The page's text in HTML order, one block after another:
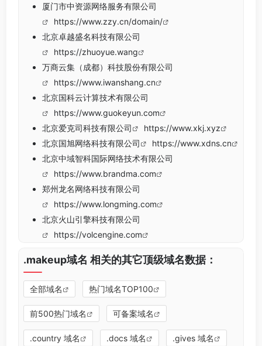
厦门市中资源网络服务有限公司
https://www.zzy.cn/domain/
北京卓越盛名科技有限公司
https://zhuoyue.wang
万商云集（成都）科技股份有限公司
https://www.iwanshang.cn
北京国科云计算技术有限公司
https://www.guokeyun.com
北京爱克司科技有限公司
https://www.xkj.xyz
北京国旭网络科技有限公司
https://www.xdns.cn
北京中域智科国际网络技术有限公司
https://www.brandma.com
郑州龙名网络科技有限公司
https://www.longming.com
北京火山引擎科技有限公司
https://volcengine.com
.makeup域名 相关的其它顶级域名数据：
全部域名 热门域名TOP100
前500热门域名 可备案域名
.country 域名 .docs 域名 .gives 域名